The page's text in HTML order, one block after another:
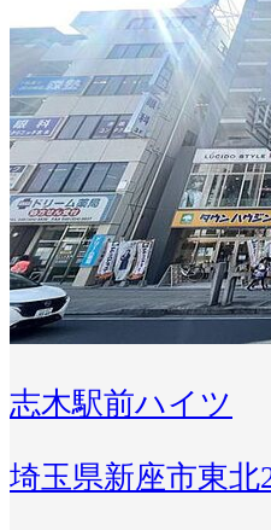
志木駅前ハイツ
埼玉県新座市東北